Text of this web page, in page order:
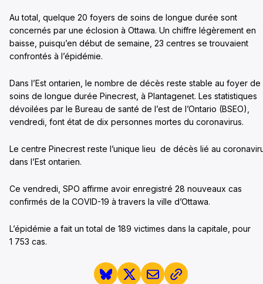
Au total, quelque 20 foyers de soins de longue durée sont
concernés par une éclosion à Ottawa. Un chiffre légèrement en
baisse, puisqu’en début de semaine, 23 centres se trouvaient
confrontés à l’épidémie.
Dans l’Est ontarien, le nombre de décès reste stable au foyer de
soins de longue durée Pinecrest, à Plantagenet. Les statistiques
dévoilées par le Bureau de santé de l’est de l’Ontario (BSEO),
vendredi, font état de dix personnes mortes du coronavirus.
Le centre Pinecrest reste l’unique lieu de décès lié au
dans l’Est ontarien.
Ce vendredi, SPO affirme avoir enregistré 28 nouveaux cas
confirmés de la COVID-19 à travers la ville d’Ottawa.
L’épidémie a fait un total de 189 victimes dans la capitale, pour
1 753 cas.